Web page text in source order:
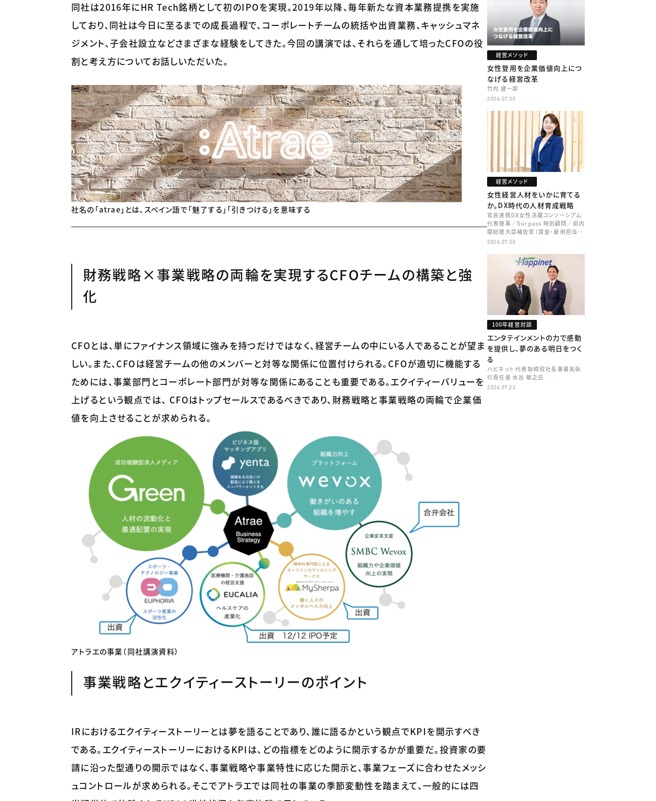
同社は2016年にHR Tech銘柄として初のIPOを実現。2019年以降、毎年新たな資本業務提携を実施
しており、同社は今日に至るまでの成長過程で、コーポレートチームの統括や出資業務、キャッシュマネ
ジメント、子会社設立などさまざまな経験をしてきた。今回の講演では、それらを通して培ったCFOの役
割と考え方についてお話しいただいた。
社名の「atrae」とは、スペイン語で「魅了する」「引きつける」を意味する
財務戦略×事業戦略の両輪を実現するCFOチームの構築と強
化
CFOとは、単にファイナンス領域に強みを持つだけではなく、経営チームの中にいる人であることが望ま
しい。また、CFOは経営チームの他のメンバーと対等な関係に位置付けられる。CFOが適切に機能する
ためには、事業部門とコーポレート部門が対等な関係にあることも重要である。エクイティーバリューを
上げるという観点では、 CFOはトップセールスであるべきであり、財務戦略と事業戦略の両輪で企業価
値を向上させることが求められる。
アトラエの事業（同社講演資料）
事業戦略とエクイティーストーリーのポイント
IRにおけるエクイティーストーリーとは夢を語ることであり、誰に語るかという観点でKPIを開示すべき
である。エクイティーストーリーにおけるKPIは、どの指標をどのように開示するかが重要だ。投資家の要
請に沿った型通りの開示ではなく、事業戦略や事業特性に応じた開示と、事業フェーズに合わせたメッシ
ュコントロールが求められる。そこでアトラエでは同社の事業の季節変動性を踏まえて、一般的には四
経営メソッド
女性登用を企業価値向上につ
なげる経営改革
竹内 建一郎
2026.07.30
経営メソッド
女性経営人材をいかに育てる
か。DX時代の人材育成戦略
官民連携DX女性活躍コンソーシアム
代表理事／Surpass 特別顧問／前内
閣総理大臣補佐官（賃金・雇用担当）
矢田 稚子
2026.07.30
100年経営対談
エンタテインメントの力で感動
を提供し、夢のある明日をつく
る
ハピネット 代表取締役社長兼最高執
行責任者 水谷 敏之氏
2026.07.23